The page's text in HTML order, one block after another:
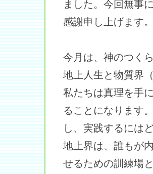
ました。今回無事
感謝申し上げます。
今月は、神のつく
地上人生と物質界
私たちは真理を手
ることになります
し、実践するには
地上界は、誰もが
せるための訓練場